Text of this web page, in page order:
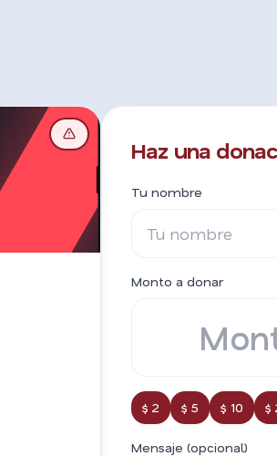
Haz una
Tu nombre
Monto a donar
$ 2 $ 5 $ 10 $
Mensaje (opcional)